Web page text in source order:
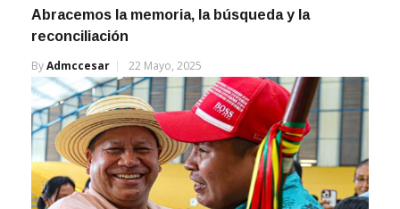
Abracemos la memoria, la búsqueda y la
reconciliación
ByAdmccesar 22 Mayo, 2025